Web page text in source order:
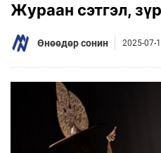
Жураан сэтгэл,
Өнөөдөр сонин 2025-07-